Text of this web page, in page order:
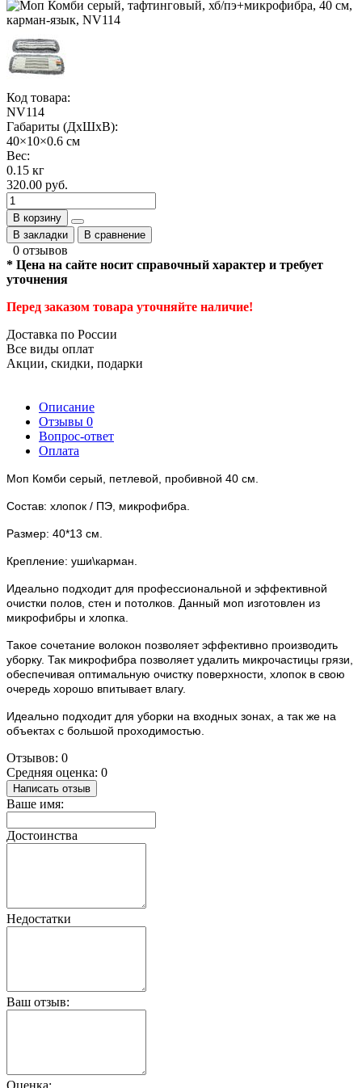
Код товара:
NV114
Габариты (ДхШхВ):
40×10×0.6 см
Вес:
0.15 кг
320.00 руб.
В корзину
В закладки
В сравнение
0 отзывов
* Цена на сайте носит справочный характер и требует
уточнения
Перед заказом товара уточняйте наличие!
Доставка по России
Все виды оплат
Акции, скидки, подарки
Описание
Отзывы 0
Вопрос-ответ
Оплата
Моп Комби серый, петлевой, пробивной 40 см.
Состав: хлопок / ПЭ, микрофибра.
Размер: 40*13 см.
Крепление: уши\карман.
Идеально подходит для профессиональной и эффективной
очистки полов, стен и потолков. Данный моп изготовлен из
микрофибры и хлопка.
Такое сочетание волокон позволяет эффективно производить
уборку. Так микрофибра позволяет удалить микрочастицы грязи,
обеспечивая оптимальную очистку поверхности, хлопок в свою
очередь хорошо впитывает влагу.
Идеально подходит для уборки на входных зонах, а так же на
объектах с большой проходимостью.
Отзывов: 0
Средняя оценка: 0
Написать отзыв
Ваше имя:
Достоинства
Недостатки
Ваш отзыв:
Оценка: